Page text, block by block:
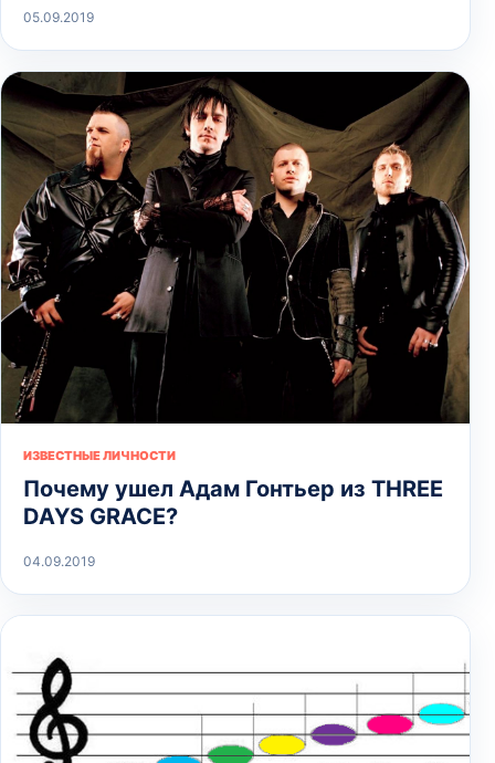
05.09.2019
ИЗВЕСТНЫЕ ЛИЧНОСТИ
Почему ушел Адам Гонтьер из THREE
DAYS GRACE?
04.09.2019